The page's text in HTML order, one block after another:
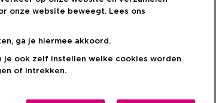
onze website beweegt. Lees ons
ga je hiermee akkoord.
je ook zelf instellen welke cookies worden
of intrekken.